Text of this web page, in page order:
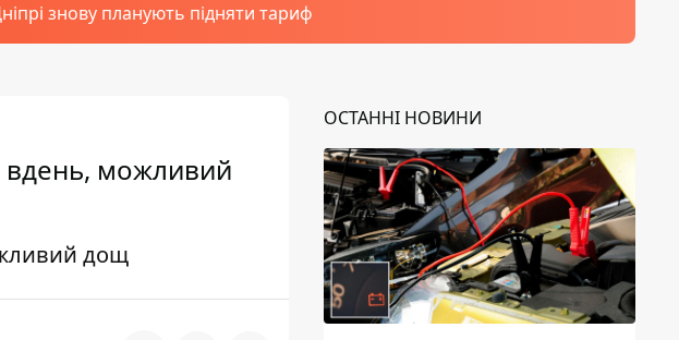
знову планують підняти тариф
вдень, можливий
дощ
ОСТАННІ НОВИНИ